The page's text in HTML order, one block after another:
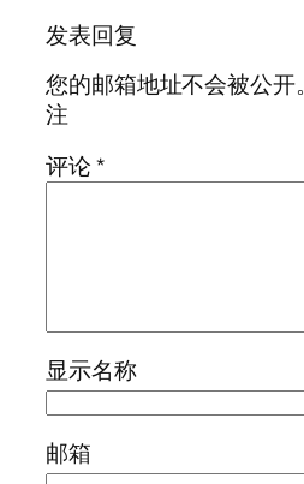
发表回复
您的邮箱地址不会被公开。
注
评论*
显示名称
邮箱